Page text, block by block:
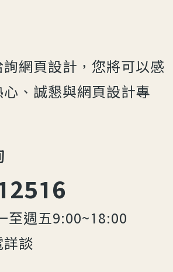
網頁設計，您將可以感
、誠懇與網頁設計專
至週五9:00~18:00
詳談